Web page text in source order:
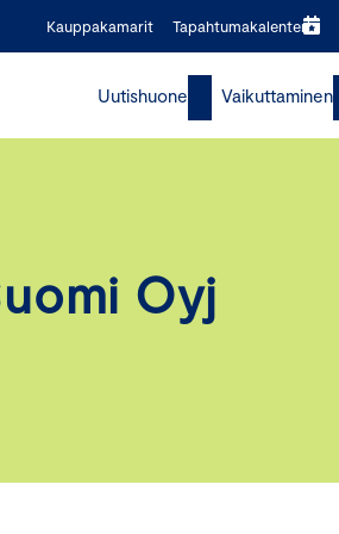
Kauppakamarit Tapahtumakalenteri
Uutishuone Vaikuttaminen
Oyj